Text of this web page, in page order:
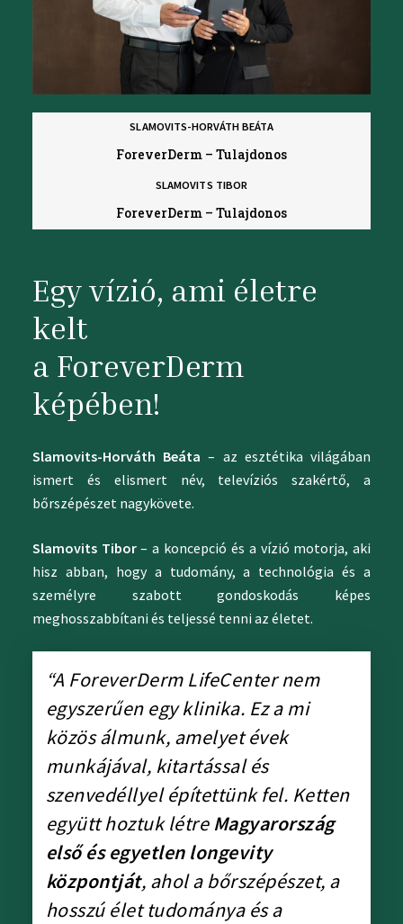
Egy vízió, ami életre
kelt
a ForeverDerm
képében!
Slamovits-Horváth Beáta – az esztétika világában
ismert és elismert név, televíziós szakértő, a
bőrszépészet nagykövete.
Slamovits Tibor– a koncepció és a vízió motorja, aki
hisz abban, hogy a tudomány, a technológia és a
személyre szabott gondoskodás képes
meghosszabbítani és teljessé tenni az életet.
“A ForeverDerm LifeCenter nem
egyszerűen egy klinika. Ez a mi
közös álmunk, amelyet évek
munkájával, kitartással és
szenvedéllyel építettünk fel. Ketten
együtt hoztuk létre Magyarország
első és egyetlen longevity
központját, ahol a bőrszépészet, a
hosszú élet tudománya és a
SLAMOVITS TIBOR
ForeverDerm – Tulajdonos
SLAMOVITS-HORVÁTH BEÁTA
ForeverDerm – Tulajdonos